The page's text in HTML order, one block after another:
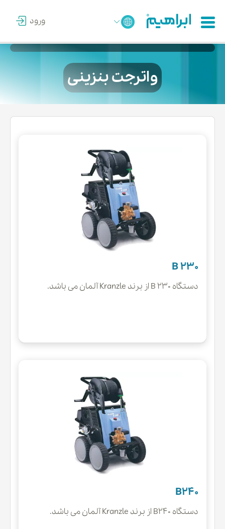
ورود
واترجت بنزینی
B 230
دستگاه B 230 از برند Kranzle آلمان می باشد.
B240
دستگاه B240 از برند Kranzle آلمان می باشد.